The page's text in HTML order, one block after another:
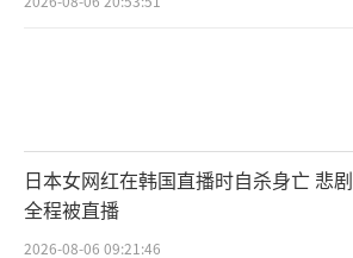
日本女网红在韩国直播时自杀身亡 悲剧
全程被直播
2026-08-06 09:21:46